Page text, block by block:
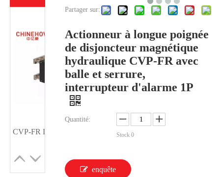
Partager sur:
Actionneur à longue poignée
de disjoncteur magnétique
hydraulique CVP-FR avec
balle et serrure,
interrupteur d'alarme 1P
Quantité:
Stock 0
enquête